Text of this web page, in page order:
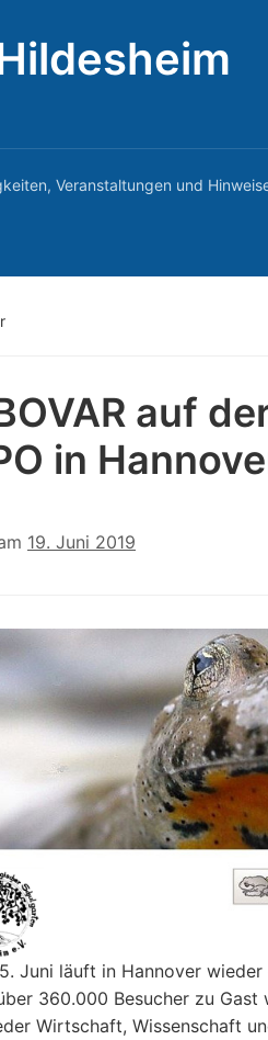
Veranstaltungen und
auf
in
19. Juni 2019
Juni läuft in Hannover wieder
360.000 Besucher zu Gast
Wirtschaft, Wissenschaft